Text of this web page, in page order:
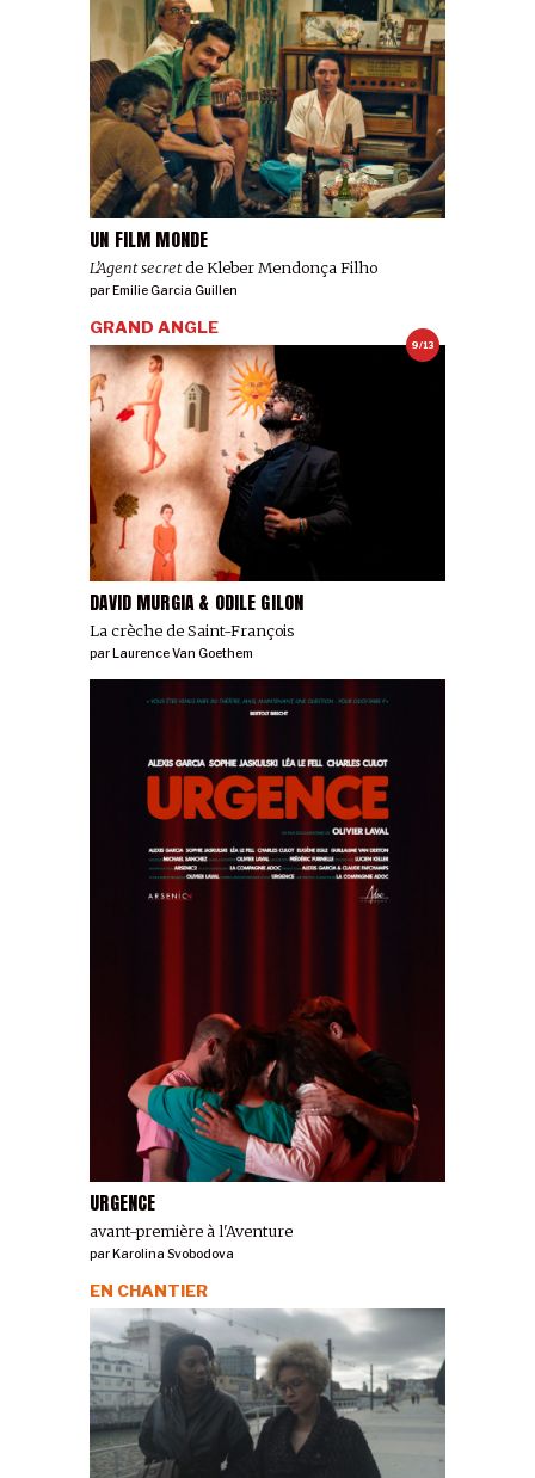
UN FILM MONDE
L’Agent secretde Kleber Mendonça Filho
par Emilie Garcia Guillen
9/13
DAVID MURGIA & ODILE GILON
La crèche de Saint-François
GRAND ANGLE
par Laurence Van Goethem
URGENCE
avant-première à l'Aventure
par Karolina Svobodova
EN CHANTIER